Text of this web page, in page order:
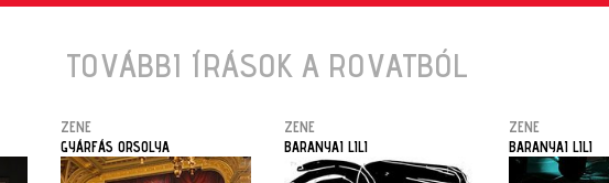
TOVÁBBI ÍRÁSOK A ROVATBÓL
ZENE
GYÁRFÁS ORSOLYA
ZENE
BARANYAI LILI
ZENE
BARANYAI LILI